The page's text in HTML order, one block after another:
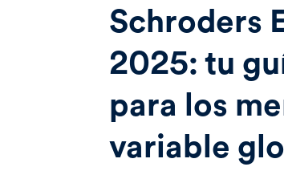
Schroders
2025: tu
para los
variable